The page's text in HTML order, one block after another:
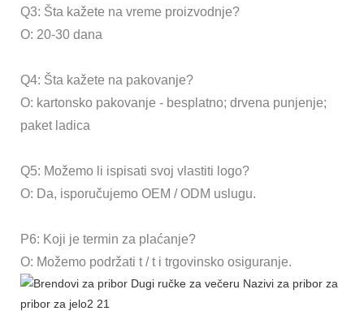
Q3: Šta kažete na vreme proizvodnje?
O: 20-30 dana
Q4: Šta kažete na pakovanje?
O: kartonsko pakovanje - besplatno; drvena punjenje;
paket ladica
Q5: Možemo li ispisati svoj vlastiti logo?
O: Da, isporučujemo OEM / ODM uslugu.
P6: Koji je termin za plaćanje?
O: Možemo podržati t / t i trgovinsko osiguranje.